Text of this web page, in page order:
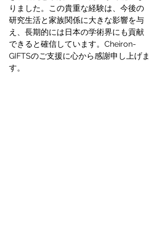
りました。この貴重な経験は、今後の
研究生活と家族関係に大きな影響を与
え、長期的には日本の学術界にも貢献
できると確信しています。Cheiron-
GIFTSのご支援に心から感謝申し上げま
す。